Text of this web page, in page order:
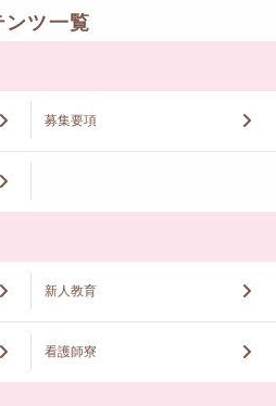
ンツ一覧
募集要項
新人教育
看護師寮